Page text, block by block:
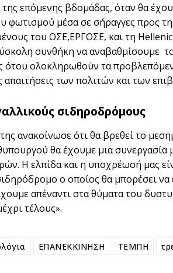
της επόμενης βδομάδας, όταν θα
φωτισμού μέσα σε σήραγγες προς
του ΟΣΕ,ΕΡΓΟΣΕ, και τη
συνθήκη να αναβαθμίσουμε
ότου ολοκληρωθούν τα
απαιτήσεις των πολιτών και των
σιδηροδρόμους
ανακοίνωσε ότι θα βρεθεί το
θα έχουμε μια συνεργασία
Η ελπίδα και η υποχρέωσή μας
ο οποίος θα μπορέσει
απέναντι στα θύματα του
τέλους».
ΕΠΑΝΕΚΚΙΝΗΣΗ ΤΕΜΠΗ